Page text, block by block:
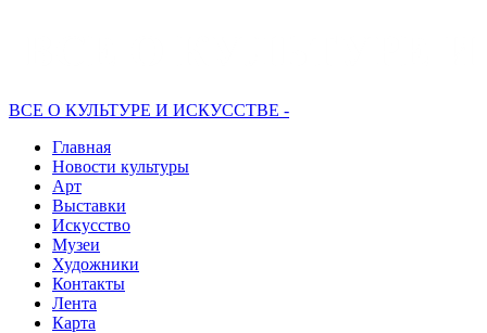
ВСЕ О КУЛЬТУРЕ И ИСКУССТВЕ -
Главная
Новости культуры
Арт
Выставки
Искусство
Музеи
Художники
Контакты
Лента
Карта